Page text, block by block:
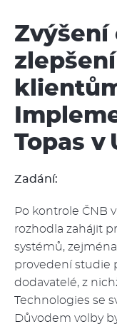
Topas v
Zadání:
Po kontrole ČNB
rozhodla zahájit
systémů,
provedení studie
dodavatelé, z
Technologies se
Důvodem volby